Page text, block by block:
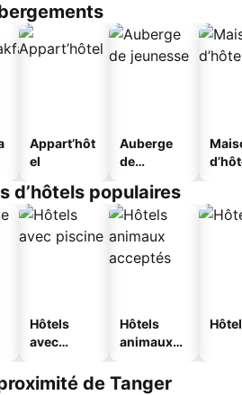
Appart’hôt
el
Auberge
de
d’hôtels populaires
Hôtels
avec
Hôtels
animaux
de Tanger